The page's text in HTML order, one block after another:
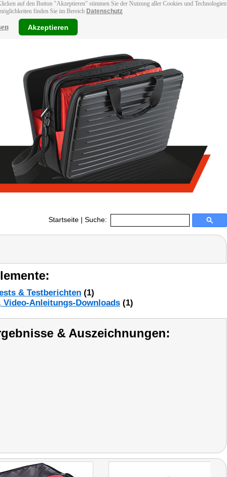
auf den Button "Akzeptieren" stimmen Sie der Nutzung aller Cookies und Technologien
finden Sie im Bereich Datenschutz
Akzeptieren
Startseite | Suche:
& Testberichten (1)
Video-Anleitungs-Downloads (1)
& Auszeichnungen: